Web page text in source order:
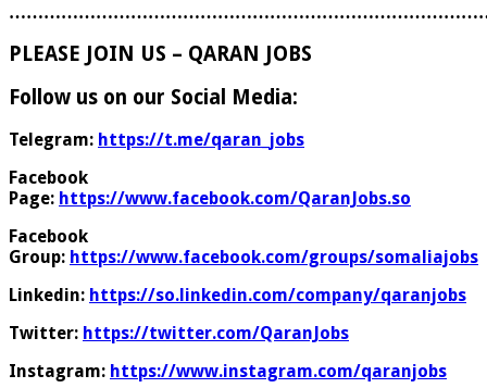
PLEASE JOIN US – QARAN JOBS
Follow us on our Social Media:
Telegram: https://t.me/qaran_jobs
Facebook
Page: https://www.facebook.com/QaranJobs.so
Facebook
Group: https://www.facebook.com/groups/somaliajobs
Linkedin: https://so.linkedin.com/company/qaranjobs
Twitter: https://twitter.com/QaranJobs
Instagram: https://www.instagram.com/qaranjobs